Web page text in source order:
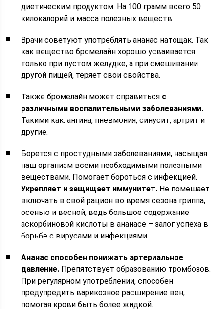
диетическим продуктом. На 100 грамм всего 50
килокалорий и масса полезных веществ.
Врачи советуют употреблять ананас натощак. Так
как вещество бромелайн хорошо усваивается
только при пустом желудке, а при смешивании
другой пищей, теряет свои свойства.
Также бромелайн может справиться с
различными воспалительными заболеваниями.
Такими как: ангина, пневмония, синусит, артрит и
другие.
Борется с простудными заболеваниями, насыщая
наш организм всеми необходимыми полезными
веществами. Помогает бороться с инфекцией.
Укрепляет и защищает иммунитет. Не помешает
включать в свой рацион во время сезона гриппа,
осенью и весной, ведь большое содержание
аскорбиновой кислоты в ананасе – залог успеха в
борьбе с вирусами и инфекциями.
Ананас способен понижать артериальное
давление. Препятствует образованию тромбозов.
При регулярном употреблении, способен
предупредить варикозное расширение вен,
помогая крови быть более жидкой.